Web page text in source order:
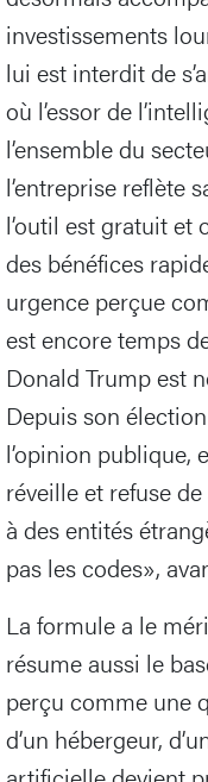
investissements
lui est interdit de
où l’essor de
l’ensemble du
l’entreprise reflète
l’outil est gratuit et
des bénéfices
urgence perçue
est encore temps
Donald Trump est
Depuis son
l’opinion publique,
réveille et refuse
à des entités
pas les codes»,
La formule a le
résume aussi le
perçu comme une
d’un hébergeur,